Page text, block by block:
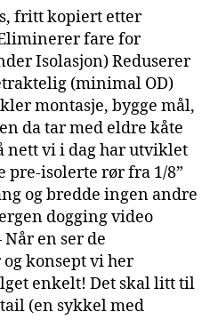
fritt kopiert etter
fare for
Isolasjon) Reduserer
(minimal OD)
montasje, bygge mål,
da tar med eldre kåte
nett vi i dag har utviklet
pre-isolerte rør fra 1/8”
og bredde ingen andre
dogging video
en ser de
konsept vi her
enkelt! Det skal litt til
(en sykkel med